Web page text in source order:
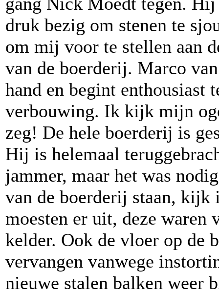
druk bezig om stenen te
om mij voor te stellen aan
van de boerderij. Marco
hand en begint enthousiast
verbouwing. Ik kijk mijn
zeg! De hele boerderij is
Hij is helemaal
jammer, maar het was
van de boerderij staan, kijk
moesten er uit, deze
kelder. Ook de vloer op de
vervangen vanwege
nieuwe stalen balken weer